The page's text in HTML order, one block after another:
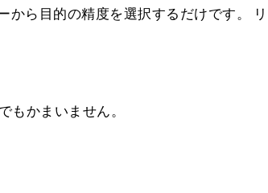
から目的の精度を選択するだけです。
もかまいません。